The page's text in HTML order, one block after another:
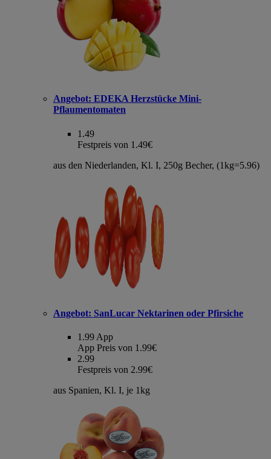
Angebot: EDEKA Herzstücke Mini-
Pflaumentomaten
1.49
Festpreis von 1.49€
aus den Niederlanden, Kl. I, 250g Becher, (1kg=5.96)
Angebot: SanLucar Nektarinen oder Pfirsiche
1.99 App
App Preis von 1.99€
2.99
Festpreis von 2.99€
aus Spanien, Kl. I, je 1kg